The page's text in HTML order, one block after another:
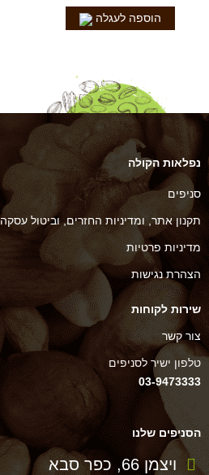
הוספה לעגלה
נפלאות הקולה
סניפים
תקנון אתר, ומדיניות החזרים, וביטול עסקה
מדיניות פרטיות
הצהרת נגישות
שירות לקוחות
צור קשר
טלפון ישיר לסניפים
03-9473333
הסניפים שלנו
ויצמן 66, כפר סבא